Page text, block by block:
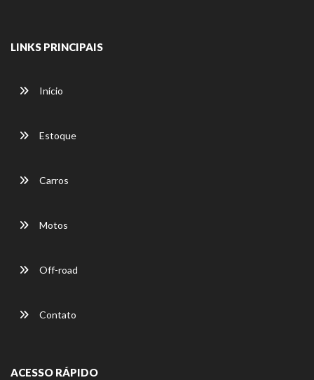
LINKS PRINCIPAIS
Início
Estoque
Carros
Motos
Off-road
Contato
ACESSO RÁPIDO